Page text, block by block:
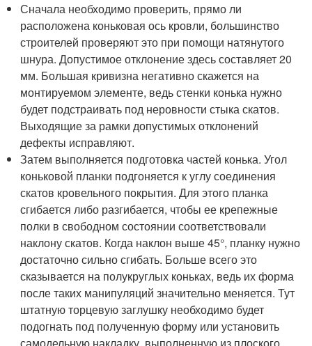
Сначала необходимо проверить, прямо ли
расположена коньковая ось кровли, большинство
строителей проверяют это при помощи натянутого
шнура. Допустимое отклонение здесь составляет 20
мм. Большая кривизна негативно скажется на
монтируемом элементе, ведь стенки конька нужно
будет подстраивать под неровности стыка скатов.
Выходящие за рамки допустимых отклонений
дефекты исправляют.
Затем выполняется подготовка частей конька. Угол
коньковой планки подгоняется к углу соединения
скатов кровельного покрытия. Для этого планка
сгибается либо разгибается, чтобы ее крепежные
полки в свободном состоянии соответствовали
наклону скатов. Когда наклон выше 45°, планку нужно
достаточно сильно сгибать. Больше всего это
сказывается на полукруглых коньках, ведь их форма
после таких манипуляций значительно меняется. Тут
штатную торцевую заглушку необходимо будет
подогнать под полученную форму или установить